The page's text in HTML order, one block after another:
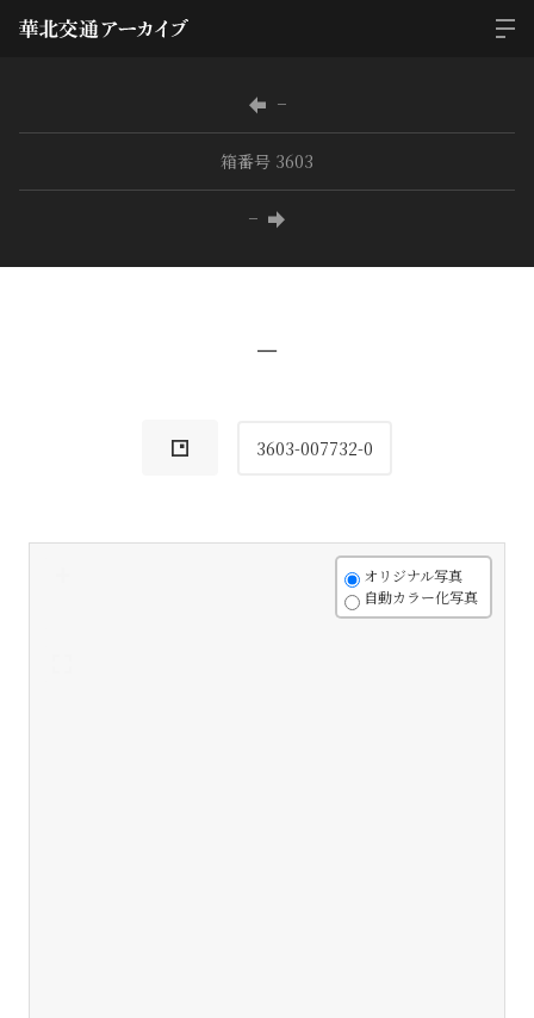
−
箱番号 3603
−
−
3603-007732-0
オリジナル写真
自動カラー化写真